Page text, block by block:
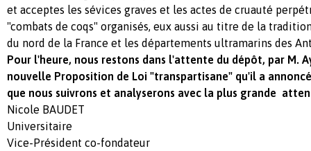
et acceptes les sévices graves et les actes de cruauté
"combats de coqs" organisés, eux aussi au titre de la
du nord de la France et les départements ultramarins des
Pour l'heure, nous restons dans l'attente du dépôt, par M.
nouvelle Proposition de Loi "transpartisane" qu'il a
que nous suivrons et analyserons avec la plus grande
Nicole BAUDET
Universitaire
Vice-Président co-fondateur